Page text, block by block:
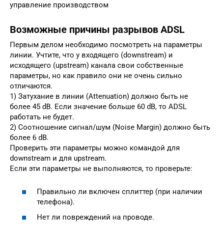
управление производством
Возможные причины разрывов ADSL
Первым делом необходимо посмотреть на параметры
линии. Учтите, что у входящего (downstream) и
исходящего (upstream) канала свои собственные
параметры, но как правило они не очень сильно
отличаются.
1) Затухание в линии (Attenuation) должно быть не
более 45 dB. Если значение больше 60 dB, то ADSL
работать не будет.
2) Соотношение сигнал/шум (Noise Margin) должно быть
более 6 dB.
Проверить эти параметры можно командой для
downstream и для upstream.
Если эти параметры не выполняются, то проверьте:
Правильно ли включен сплиттер (при наличии
телефона).
Нет ли повреждений на проводе.